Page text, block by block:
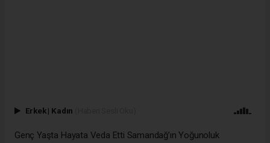
Erkek | Kadın
Genç Yaşta Hayata Veda Etti Samandağ’ın Yoğunoluk